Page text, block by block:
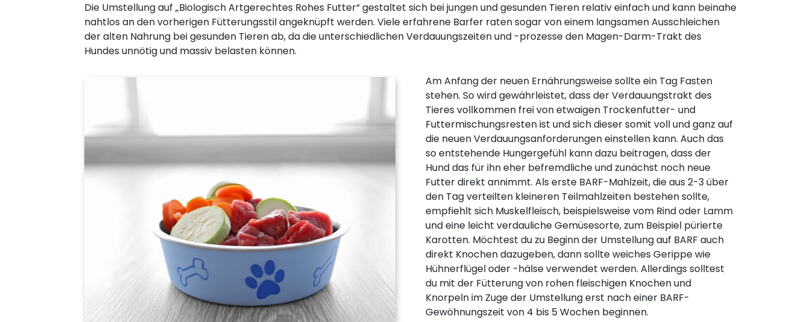
Die Umstellung auf „Biologisch Artgerechtes Rohes Futter“ gestaltet sich bei jungen und gesunden Tieren relativ einfach und kann beinahe
nahtlos an den vorherigen Fütterungsstil angeknüpft werden. Viele erfahrene Barfer raten sogar von einem langsamen Ausschleichen
der alten Nahrung bei gesunden Tieren ab, da die unterschiedlichen Verdauungszeiten und -prozesse den Magen-Darm-Trakt des
Hundes unnötig und massiv belasten können.
Am Anfang der neuen Ernährungsweise sollte ein Tag Fasten
stehen. So wird gewährleistet, dass der Verdauungstrakt des
Tieres vollkommen frei von etwaigen Trockenfutter- und
Futtermischungsresten ist und sich dieser somit voll und ganz auf
die neuen Verdauungsanforderungen einstellen kann. Auch das
so entstehende Hungergefühl kann dazu beitragen, dass der
Hund das für ihn eher befremdliche und zunächst noch neue
Futter direkt annimmt. Als erste BARF-Mahlzeit, die aus 2-3 über
den Tag verteilten kleineren Teilmahlzeiten bestehen sollte,
empfiehlt sich Muskelfleisch, beispielsweise vom Rind oder Lamm
und eine leicht verdauliche Gemüsesorte, zum Beispiel pürierte
Karotten. Möchtest du zu Beginn der Umstellung auf BARF auch
direkt Knochen dazugeben, dann sollte weiches Gerippe wie
Hühnerflügel oder -hälse verwendet werden. Allerdings solltest
du mit der Fütterung von rohen fleischigen Knochen und
Knorpeln im Zuge der Umstellung erst nach einer BARF-
Gewöhnungszeit von 4 bis 5 Wochen beginnen.